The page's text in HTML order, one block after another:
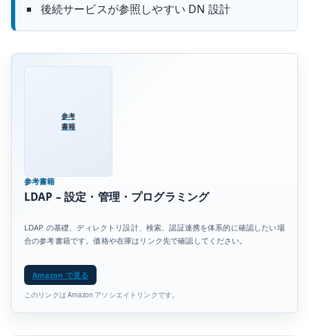
後続サービスが参照しやすい DN 設計
参考
書籍
参考書籍
LDAP – 設定・管理・プログラミング
LDAP の基礎、ディレクトリ設計、検索、認証連携を体系的に確認したい場
合の参考書籍です。価格や在庫はリンク先で確認してください。
Amazon で見る
このリンクは Amazon アソシエイトリンクです。